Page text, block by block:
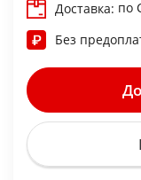
Доставка: по
Без